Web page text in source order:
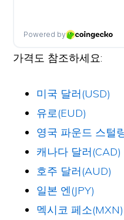
가격도 참조하세요:
미국 달러(USD)
유로(EUD)
영국 파운드 스털
캐나다 달러(CAD)
호주 달러(AUD)
일본 엔(JPY)
멕시코 페소(MXN)